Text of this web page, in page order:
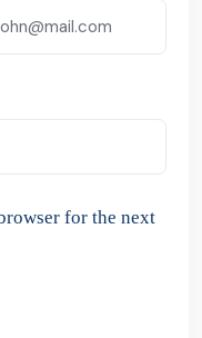
for the next